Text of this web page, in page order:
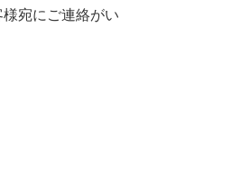
宛にご連絡がい